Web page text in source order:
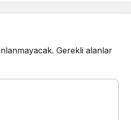
Gerekli alanlar